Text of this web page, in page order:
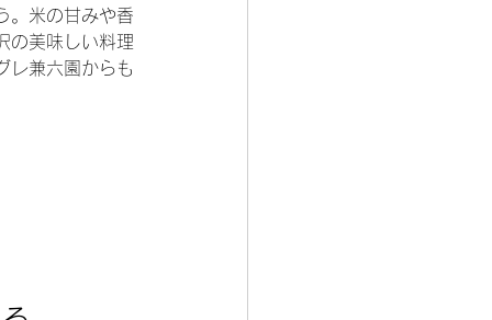
。米の甘みや香
の美味しい料理
レ兼六園からも